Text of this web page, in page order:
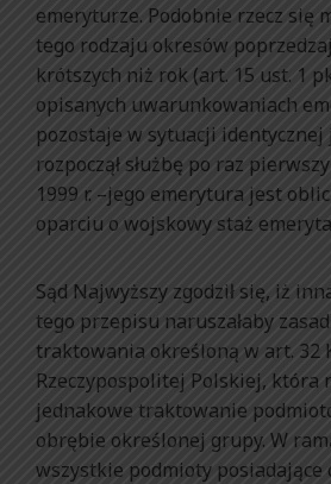
emeryturze. Podobnie rzecz się
tego rodzaju okresów
krótszych niż rok (art. 15 ust. 1
opisanych uwarunkowaniach
pozostaje w sytuacji identycznej
rozpoczął służbę po raz
1999 r. –jego emerytura jest
oparciu o wojskowy staż
Sąd Najwyższy zgodził się, iż
tego przepisu naruszałaby
traktowania określoną w art. 32
Rzeczypospolitej Polskiej, która
jednakowe traktowanie
obrębie określonej grupy. W
wszystkie podmioty posiadające